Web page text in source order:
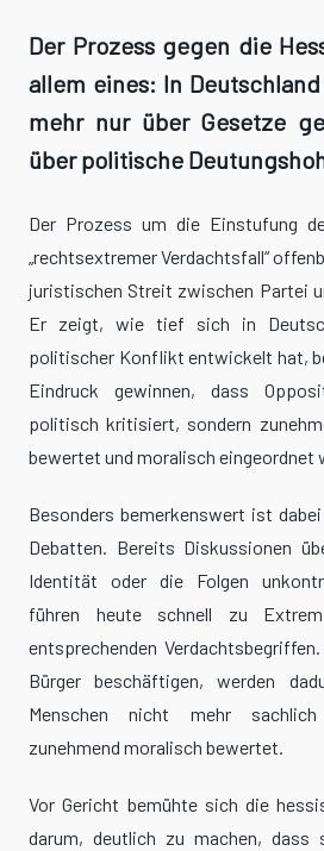
Der Prozess gegen die
allem eines: In
mehr nur über Gesetze
über politische
Der Prozess um die Einstufung
„rechtsextremer Verdachtsfall“
juristischen Streit zwischen Partei
Er zeigt, wie tief sich in
politischer Konflikt entwickelt hat,
Eindruck gewinnen, dass
politisch kritisiert, sondern
bewertet und moralisch eingeordnet
Besonders bemerkenswert ist
Debatten. Bereits Diskussionen
Identität oder die Folgen
führen heute schnell zu
entsprechenden
Bürger beschäftigen, werden
Menschen nicht mehr
zunehmend moralisch bewertet.
Vor Gericht bemühte sich die
darum, deutlich zu machen, dass